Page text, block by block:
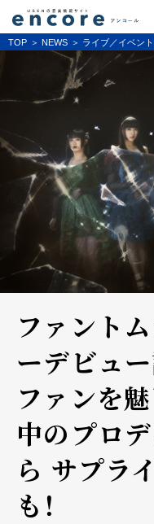
TOP NEWS ライブ／イベン
ファント
ーデビュ
ファンを
中のプロ
ら サプラ
も！